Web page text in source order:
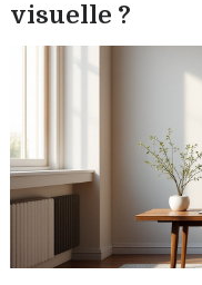
visuelle ?